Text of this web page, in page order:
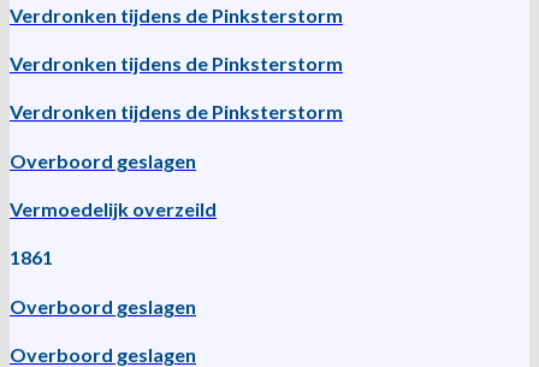
Verdronken tijdens de Pinksterstorm
Verdronken tijdens de Pinksterstorm
Verdronken tijdens de Pinksterstorm
Overboord geslagen
Vermoedelijk overzeild
1861
Overboord geslagen
Overboord geslagen